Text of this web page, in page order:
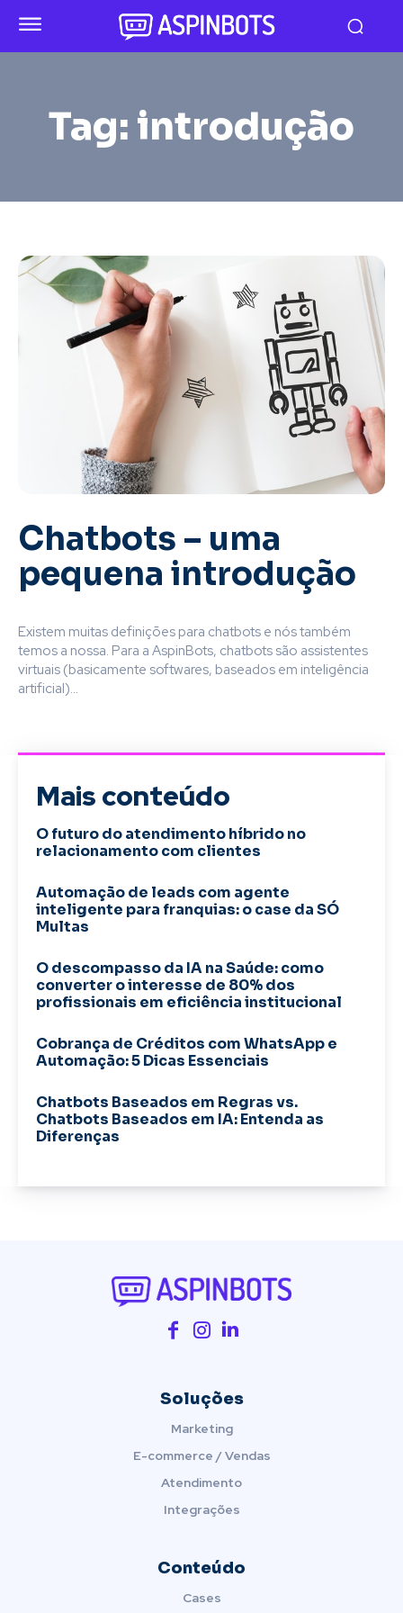
Tag: introdução
Chatbots – uma
pequena introdução
Existem muitas definições para chatbots e nós também
temos a nossa. Para a AspinBots, chatbots são assistentes
virtuais (basicamente softwares, baseados em inteligência
artificial)...
Mais conteúdo
O futuro do atendimento híbrido no
relacionamento com clientes
Automação de leads com agente
inteligente para franquias: o case da SÓ
Multas
O descompasso da IA na Saúde: como
converter o interesse de 80% dos
profissionais em eficiência institucional
Cobrança de Créditos com WhatsApp e
Automação: 5 Dicas Essenciais
Chatbots Baseados em Regras vs.
Chatbots Baseados em IA: Entenda as
Diferenças
Soluções
Marketing
E-commerce / Vendas
Atendimento
Integrações
Conteúdo
Cases